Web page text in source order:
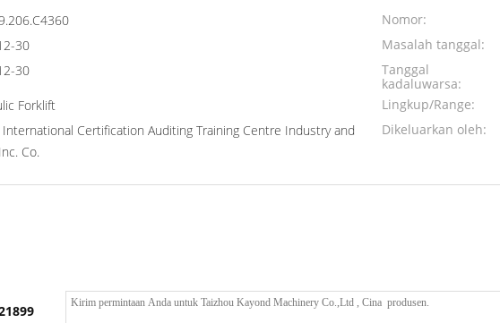
30
30
Forklift
International Certification Auditing Training Centre Industry and
Co.
Nomor:
Masalah tanggal:
Tanggal
kadaluwarsa:
Lingkup/Range:
Dikeluarkan oleh: